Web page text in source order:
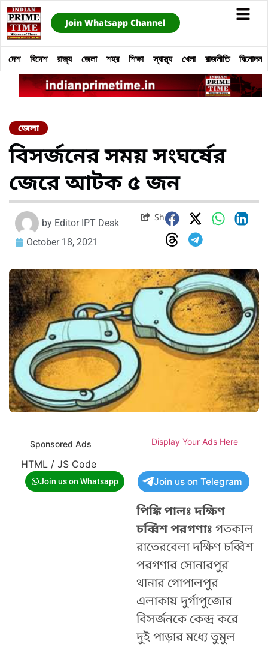
Join Whatsapp Channel
দেশ বিদেশ রাজ্য জেলা শহর শিক্ষা স্বাস্থ্য খেলা রাজনীতি বিনোদন
জেলা
বিসর্জনের সময় সংঘর্ষের
জেরে আটক ৫ জন
by Editor IPT Desk
October 18, 2021
Share
Sponsored Ads Display Your Ads Here
HTML / JS Code
Join us on Whatsapp Join us on Telegram
পিঙ্কি পালঃ দক্ষিণ
চব্বিশ পরগণাঃ গতকাল
রাতেরবেলা দক্ষিণ চব্বিশ
পরগণার সোনারপুর
থানার গোপালপুর
এলাকায় দুর্গাপুজোর
বিসর্জনকে কেন্দ্র করে
দুই পাড়ার মধ্যে তুমুল